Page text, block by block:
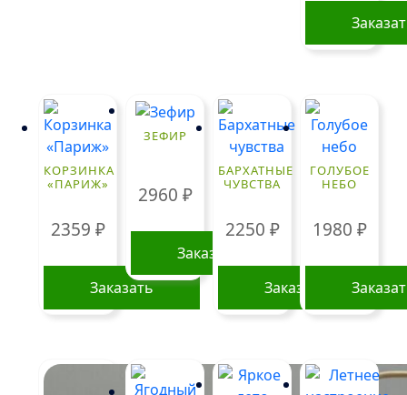
КОРЗИНКА
«ПАРИЖ»
2359 ₽
Заказать
ЗЕФИР
2960 ₽
Заказать
БАРХАТНЫЕ
ЧУВСТВА
2250 ₽
Заказать
ГОЛУБОЕ
НЕБО
1980 ₽